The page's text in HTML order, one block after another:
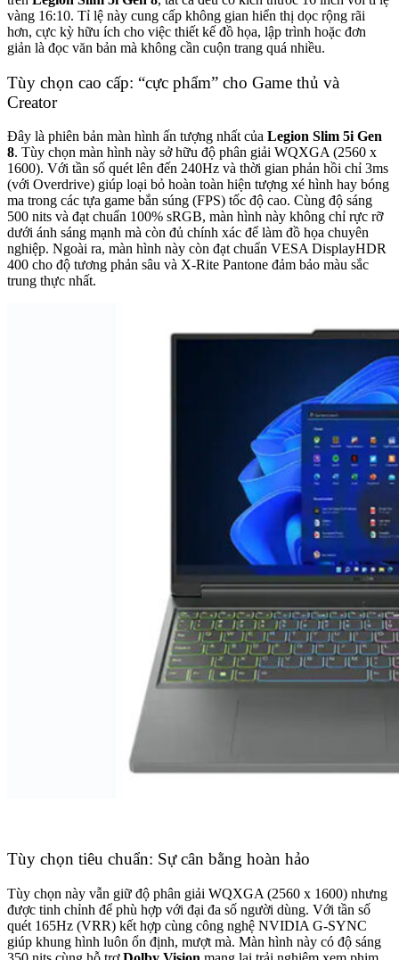
vàng 16:10. Tỉ lệ này cung cấp không gian hiển thị dọc rộng rãi
hơn, cực kỳ hữu ích cho việc thiết kế đồ họa, lập trình hoặc đơn
giản là đọc văn bản mà không cần cuộn trang quá nhiều.
Tùy chọn cao cấp: “cực phẩm” cho Game thủ và
Creator
Đây là phiên bản màn hình ấn tượng nhất của Legion Slim 5i Gen
8. Tùy chọn màn hình này sở hữu độ phân giải WQXGA (2560 x
1600). Với tần số quét lên đến 240Hz và thời gian phản hồi chỉ 3ms
(với Overdrive) giúp loại bỏ hoàn toàn hiện tượng xé hình hay bóng
ma trong các tựa game bắn súng (FPS) tốc độ cao. Cùng độ sáng
500 nits và đạt chuẩn 100% sRGB, màn hình này không chỉ rực rỡ
dưới ánh sáng mạnh mà còn đủ chính xác để làm đồ họa chuyên
nghiệp. Ngoài ra, màn hình này còn đạt chuẩn VESA DisplayHDR
400 cho độ tương phản sâu và X-Rite Pantone đảm bảo màu sắc
trung thực nhất.
Tùy chọn tiêu chuẩn: Sự cân bằng hoàn hảo
Tùy chọn này vẫn giữ độ phân giải WQXGA (2560 x 1600) nhưng
được tinh chỉnh để phù hợp với đại đa số người dùng. Với tần số
quét 165Hz (VRR) kết hợp cùng công nghệ NVIDIA G-SYNC
giúp khung hình luôn ổn định, mượt mà. Màn hình này có độ sáng